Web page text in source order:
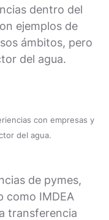
dentro del
ejemplos de
ámbitos, pero
del agua.
con empresas y
del agua.
de pymes,
como IMDEA
transferencia